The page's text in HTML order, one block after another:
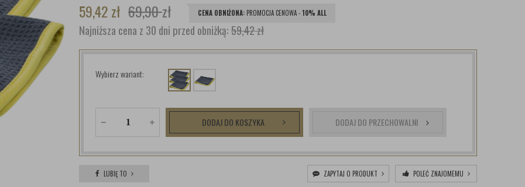
59,42zł 69,90zł CENA OBNIŻONA: PROMOCJA CENOWA -10% ALL
Najniższa cena z 30 dni przed obniżką:59,42 zł
Wybierz wariant:
DODAJ DO KOSZYKA DODAJ DO PRZECHOWALNI
LUBIĘ TO ZAPYTAJ O PRODUKT POLEĆ ZNAJOMEMU